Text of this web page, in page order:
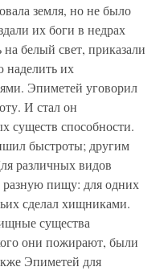
земля, но не было
их боги в недрах
белый свет, приказали
их
Эпиметей уговорил
И стал он
существ способности.
быстроты; другим
различных видов
пищу: для одних
сделал хищниками.
существа
они пожирают, были
Эпиметей для